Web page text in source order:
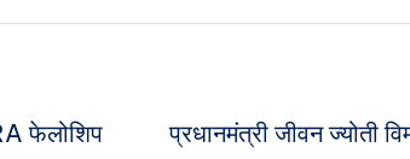
फेलोशिप प्रधानमंत्री जीवन ज्योती